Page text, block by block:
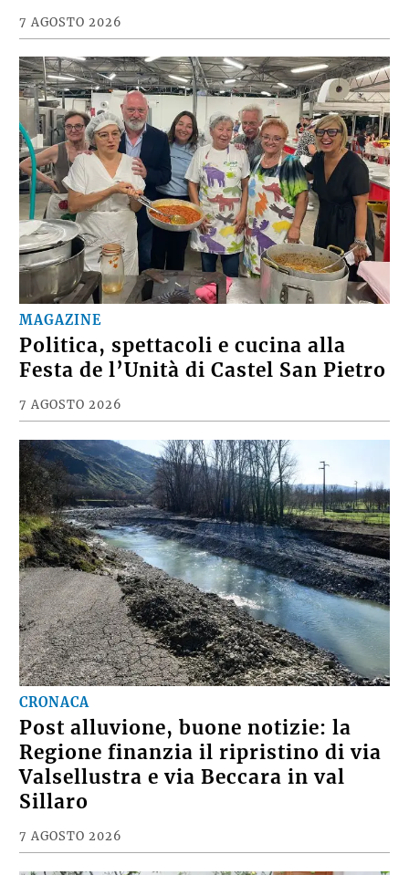
7 AGOSTO 2026
MAGAZINE
Politica, spettacoli e cucina alla
Festa de l’Unità di Castel San Pietro
7 AGOSTO 2026
CRONACA
Post alluvione, buone notizie: la
Regione finanzia il ripristino di via
Valsellustra e via Beccara in val
Sillaro
7 AGOSTO 2026